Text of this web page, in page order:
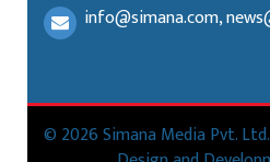
info@simana.com,
© 2026 Simana Media Pvt. Ltd.